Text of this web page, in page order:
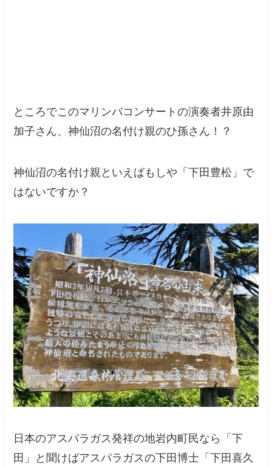
ところでこのマリンバコンサートの演奏者井原由
加子さん、神仙沼の名付け親のひ孫さん！？
神仙沼の名付け親といえばもしや「下田豊松」で
はないですか？
日本のアスパラガス発祥の地岩内町民なら「下
田」と聞けばアスパラガスの下田博士「下田喜久